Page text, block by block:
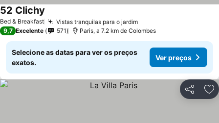
Bed & Breakfast Vistas tranquilas para o jardim
52 Clichy
9,7 Excelente 571 Paris, a 7.2 km de Colombes
Selecione as datas para ver os preços
exatos.
Ver preços
Partilhar